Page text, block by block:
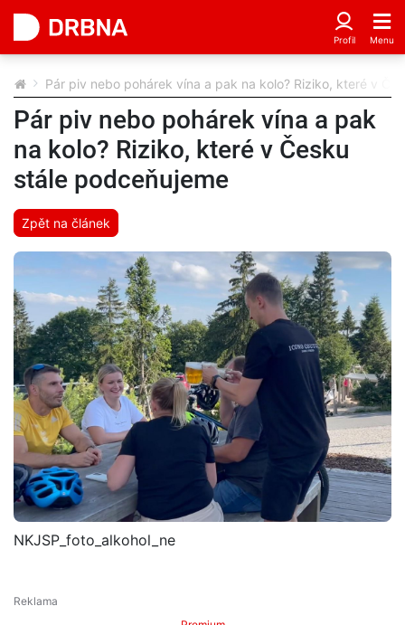
Pár piv nebo pohárek vína a pak na kolo? Riziko, které v
Pár piv nebo pohárek vína a pak
na kolo? Riziko, které v Česku
stále podceňujeme
Zpět na článek
NKJSP_foto_alkohol_ne